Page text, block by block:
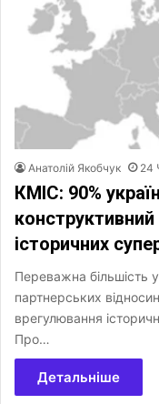
Анатолій Якобчук 24
КМІС: 90%
історичних
Переважна більшість
партнерських
врегулювання
Про…
Детальніше